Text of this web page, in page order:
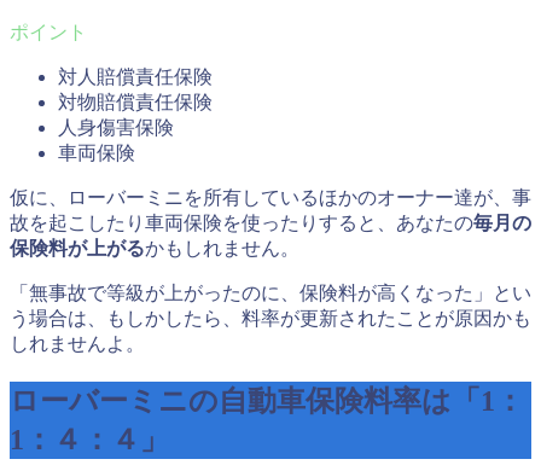
対人賠償責任保険
対物賠償責任保険
人身傷害保険
車両保険
仮に、ローバーミニを所有しているほかのオーナー達が、事
故を起こしたり車両保険を使ったりすると、あなたの毎月の
保険料が上がるかもしれません。
「無事故で等級が上がったのに、保険料が高くなった」とい
う場合は、もしかしたら、料率が更新されたことが原因かも
しれませんよ。
ローバーミニの自動車保険料率は「1：
1：４：４」